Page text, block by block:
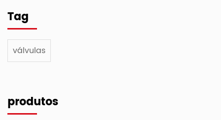
Tag
válvulas
produtos